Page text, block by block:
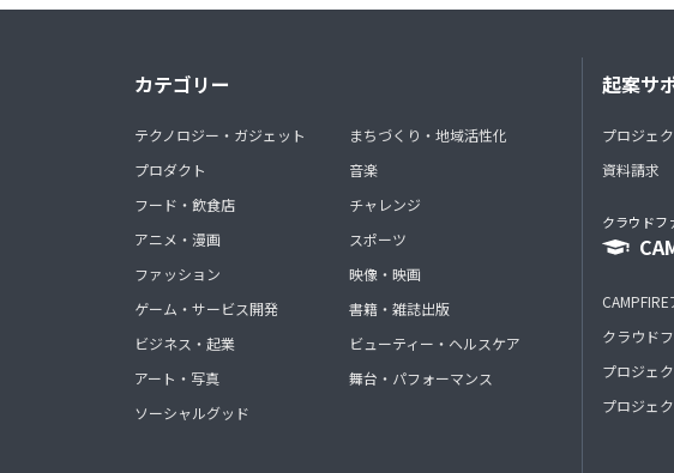
カテゴリー
テクノロジー・ガジェット
プロダクト
フード・飲食店
アニメ・漫画
ファッション
ゲーム・サービス開発
ビジネス・起業
アート・写真
ソーシャルグッド
まちづくり・地域活性化
音楽
チャレンジ
スポーツ
映像・映画
書籍・雑誌出版
ビューティー・ヘルスケア
舞台・パフォーマンス
起案サ
プロジェ
資料請求
クラウドフ
クラウド
プロジェ
プロジェ